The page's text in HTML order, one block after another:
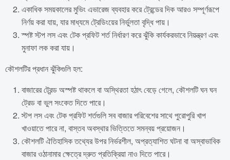
একাধিক সময়কালের মুভিং এভারেজ ব্যবহার করে ট্রেন্ডের দিক আরও সম্পূর্ণরূপে
নির্ণয় করা যায়, যার মাধ্যমে ট্রেডিংয়ের নির্ভুলতা বৃদ্ধি পায়।
স্পষ্ট স্টপ লস এবং টেক প্রফিট শর্ত নির্ধারণ করে ঝুঁকি কার্যকরভাবে নিয়ন্ত্রণ এবং
মুনাফা লক করা যায়।
কৌশলটির প্রধান ঝুঁকিগুলি হল:
বাজারের ট্রেন্ড অস্পষ্ট থাকলে বা অস্থিরতা হঠাৎ বেড়ে গেলে, কৌশলটি ঘন ঘন
ট্রেড বা ভুল সংকেত দিতে পারে।
স্টপ লস এবং টেক প্রফিট শর্তগুলি সব বাজার পরিবেশের সাথে পুরোপুরি খাপ
খাওয়াতে পারে না, বাস্তব অবস্থার ভিত্তিতে সমন্বয় প্রয়োজন।
কৌশলটি ঐতিহাসিক তথ্যের উপর নির্ভরশীল, অপ্রত্যাশিত ঘটনা বা অস্বাভাবিক
বাজার ওঠানামার ক্ষেত্রে দ্রুত প্রতিক্রিয়া নাও দিতে পারে।